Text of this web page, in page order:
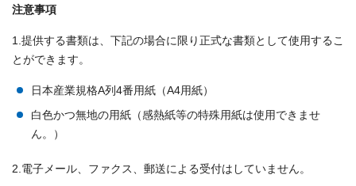
注意事項
1.提供する書類は、下記の場合に限り正式な書類として使用するこ
とができます。
日本産業規格A列4番用紙（A4用紙）
白色かつ無地の用紙（感熱紙等の特殊用紙は使用できませ
ん。）
2.電子メール、ファクス、郵送による受付はしていません。